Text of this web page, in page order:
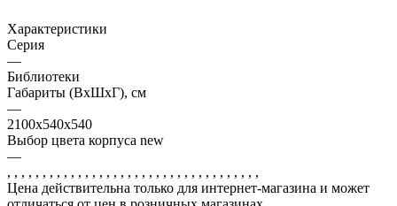
Характеристики
Серия
—
Библиотеки
Габариты (ВхШхГ), см
—
2100x540х540
Выбор цвета корпуса new
—
, , , , , , , , , , , , , , , , , , , , , , , , , , , , , , , , , , , ,
Цена действительна только для интернет-магазина и может